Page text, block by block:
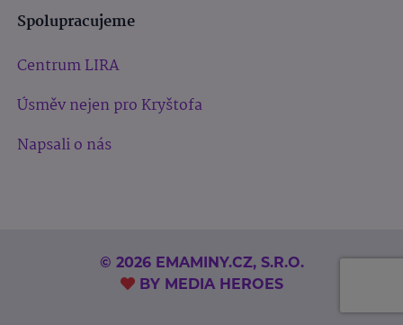
Spolupracujeme
Centrum LIRA
Úsměv nejen pro Kryštofa
Napsali o nás
© 2026 EMAMINY.CZ, S.R.O.
BY MEDIA HEROES